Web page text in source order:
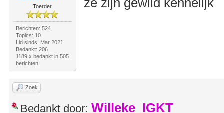
Toerder
Berichten: 524
Topics: 10
Lid sinds: Mar 2021
Bedankt: 206
1189 x bedankt in 505
berichten
ze zijn gewild kennelijk
Zoek
Bedankt door: Willeke_IGKT